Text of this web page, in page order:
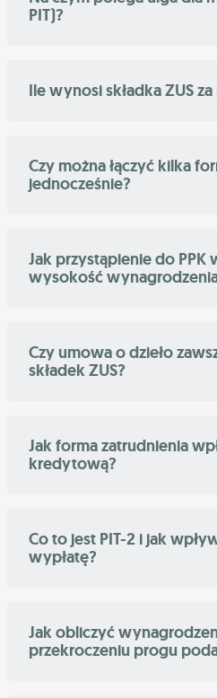
PIT)?
Ile wynosi składka ZUS
Czy można łączyć kilka
jednocześnie?
Jak przystąpienie do PPK
wysokość
Czy umowa o dzieło
składek ZUS?
Jak forma zatrudnienia
kredytową?
Co to jest PIT-2 i jak
wypłatę?
Jak obliczyć
przekroczeniu progu